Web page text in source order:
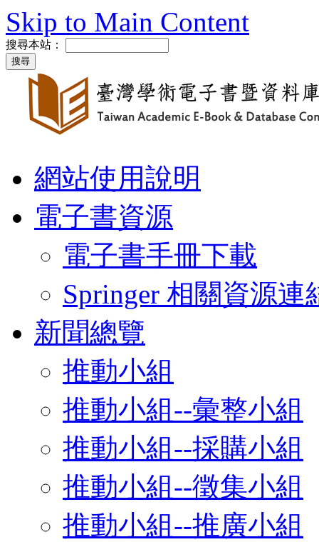
Skip to Main Content
搜尋本站：
網站使用說明
電子書資源
電子書手冊下載
Springer 相關資源連
新聞總覽
推動小組
推動小組--彙整小組
推動小組--採購小組
推動小組--徵集小組
推動小組--推廣小組